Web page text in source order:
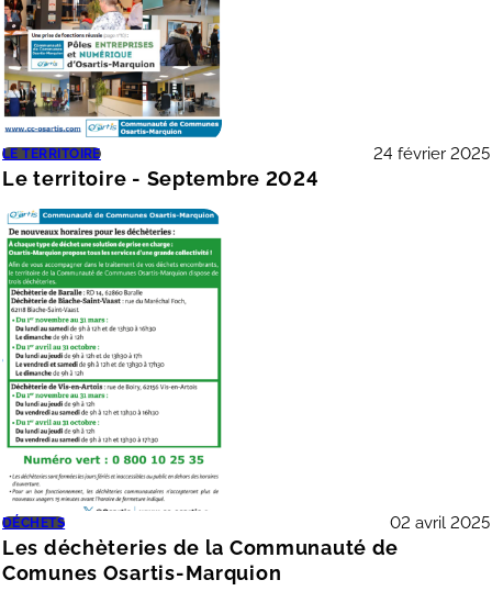
Le territoire - Septembre 2024
LE TERRITOIRE 24 février 2025
Les déchèteries de la Communauté de
Comunes Osartis-Marquion
DÉCHETS 02 avril 2025